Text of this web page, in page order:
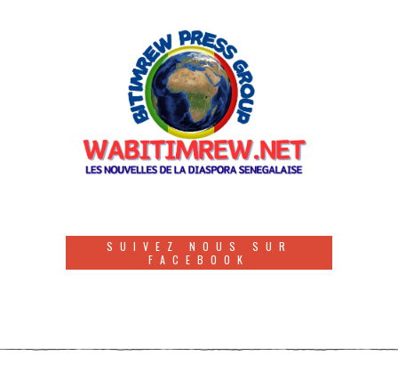
SUIVEZ NOUS SUR
FACEBOOK